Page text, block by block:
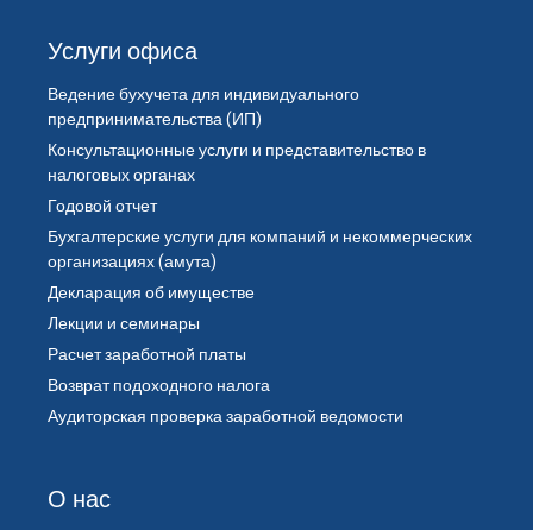
Услуги офиса
Ведение бухучета для индивидуального
предпринимательства (ИП)
Консультационные услуги и представительство в
налоговых органах
Годовой отчет
Бухгалтерские услуги для компаний и некоммерческих
организациях (амута)
Декларация об имуществе
Лекции и семинары
Расчет заработной платы
Возврат подоходного налога
Аудиторская проверка заработной ведомости
О нас